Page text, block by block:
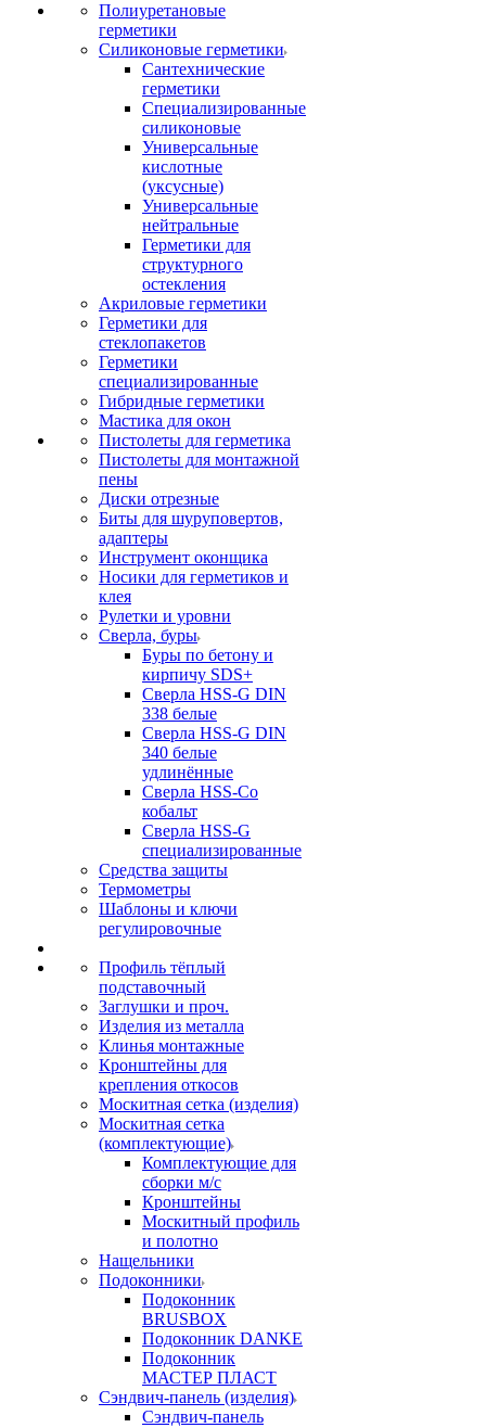
Полиуретановые
герметики
Силиконовые герметики
Сантехнические
герметики
Специализированные
силиконовые
Универсальные
кислотные
(уксусные)
Универсальные
нейтральные
Герметики для
структурного
остекления
Акриловые герметики
Герметики для
стеклопакетов
Герметики
специализированные
Гибридные герметики
Мастика для окон
Пистолеты для герметика
Пистолеты для монтажной
пены
Диски отрезные
Биты для шуруповертов,
адаптеры
Инструмент оконщика
Носики для герметиков и
клея
Рулетки и уровни
Сверла, буры
Буры по бетону и
кирпичу SDS+
Сверла HSS-G DIN
338 белые
Сверла HSS-G DIN
340 белые
удлинённые
Сверла HSS-Co
кобальт
Сверла HSS-G
специализированные
Средства защиты
Термометры
Шаблоны и ключи
регулировочные
Профиль тёплый
подставочный
Заглушки и проч.
Изделия из металла
Клинья монтажные
Кронштейны для
крепления откосов
Москитная сетка (изделия)
Москитная сетка
(комплектующие)
Комплектующие для
сборки м/с
Кронштейны
Москитный профиль
и полотно
Нащельники
Подоконники
Подоконник
BRUSBOX
Подоконник DANKE
Подоконник
МАСТЕР ПЛАСТ
Сэндвич-панель (изделия)
Сэндвич-панель